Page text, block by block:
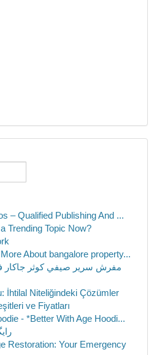
– Qualified Publishing And ...
Trending Topic Now?
About bangalore property...
İhtilal Niteliğindeki Çözümler
ve Fiyatları
- *Better With Age Hoodi...
Restoration: Your Emergency